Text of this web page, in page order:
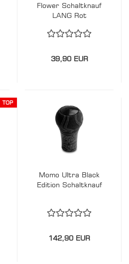
Flower Schaltknauf
LANG Rot
39,90 EUR
TOP
Momo Ultra Black
Edition Schaltknauf
142,90 EUR